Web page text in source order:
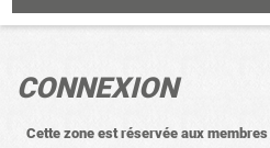
CONNEXION
Cette zone est réservée aux